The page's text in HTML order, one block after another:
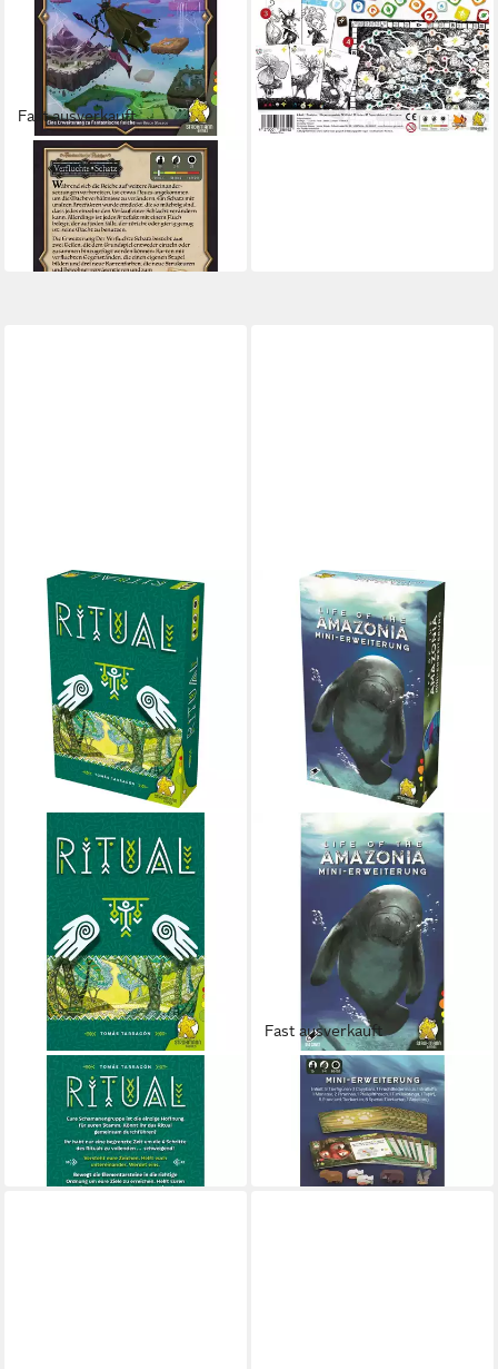
Fast ausverkauft
PEGASUS
Spiel Pegasus Fantastische
Reiche: Der Verfluchte
ab 17,55 €
in 4-5 Werktagen bei dir
PEGASUS
Spiel Pegasus Ritual,
Brettspiel
ab 27,57 €
in 2-3 Werktagen bei dir
Fast ausverkauft
PEGASUS
Spiel Pegasus Life of the
Amazonia: Mini Erweiterung
ab 15,56 €
in 4-5 Werktagen bei dir